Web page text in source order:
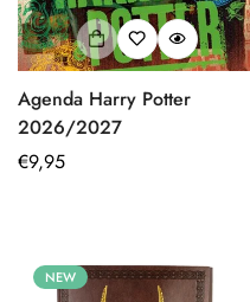
Agenda Harry Potter
2026/2027
Prix
€9,95
NEW